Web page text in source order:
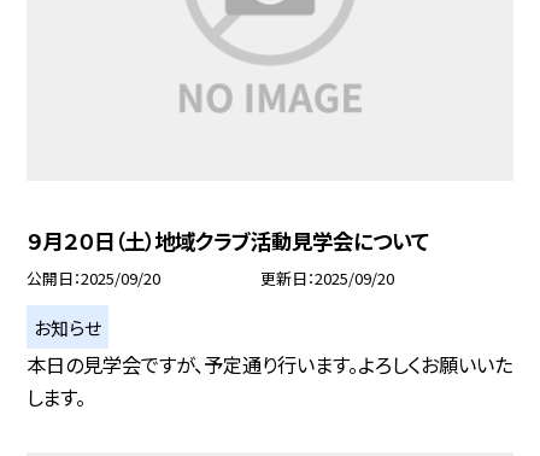
９月２０日（土）地域クラブ活動見学会について
公開日 2025/09/20 更新日 2025/09/20
お知らせ
本日の見学会ですが、予定通り行います。よろしくお願いいた
します。